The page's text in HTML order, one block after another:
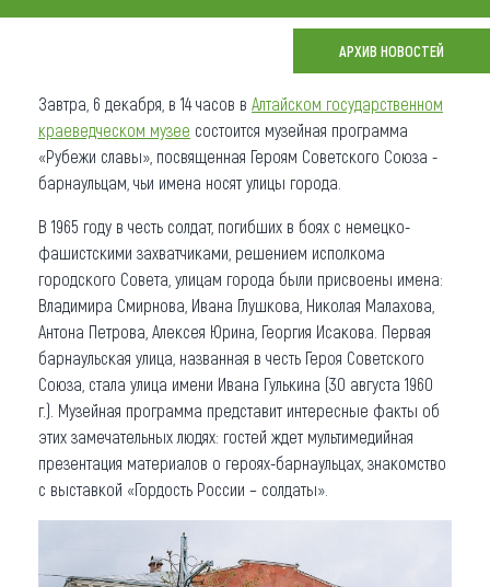
Карта
Что привезти (сувениры)
О регионе
Другие рубрики
АРХИВ НОВОСТЕЙ
Завтра, 6 декабря, в 14 часов в Алтайском государственном
краеведческом музее состоится музейная программа
«Рубежи славы», посвященная Героям Советского Союза -
барнаульцам, чьи имена носят улицы города.
В 1965 году в честь солдат, погибших в боях с немецко-
фашистскими захватчиками, решением исполкома
городского Совета, улицам города были присвоены имена:
Владимира Смирнова, Ивана Глушкова, Николая Малахова,
Антона Петрова, Алексея Юрина, Георгия Исакова. Первая
барнаульская улица, названная в честь Героя Советского
Союза, стала улица имени Ивана Гулькина (30 августа 1960
г.). Музейная программа представит интересные факты об
этих замечательных людях: гостей ждет мультимедийная
презентация материалов о героях-барнаульцах, знакомство
с выставкой «Гордость России – солдаты».